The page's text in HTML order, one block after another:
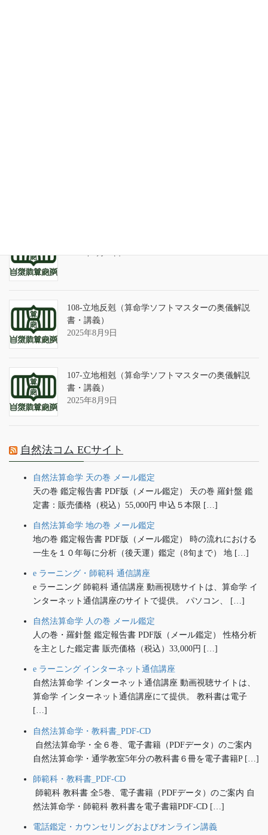
108-立地反剋（算命学ソフトマスターの奥儀解説
書・講義）
2025年8月9日
107-立地相剋（算命学ソフトマスターの奥儀解説
書・講義）
2025年8月9日
自然法コム ECサイト
自然法算命学 天の巻 メール鑑定
天の巻 鑑定報告書 PDF版（メール鑑定） 天の巻 羅針盤 鑑
定書：販売価格（税込）55,000円 申込５本限 […]
自然法算命学 地の巻 メール鑑定
地の巻 鑑定報告書 PDF版（メール鑑定） 時の流れにおける
一生を１０年毎に分析（後天運）鑑定（8旬まで） 地 […]
e ラーニング・師範科 通信講座
e ラーニング 師範科 通信講座 動画視聴サイトは、算命学 イ
ンターネット通信講座のサイトで提供。 パソコン、 […]
自然法算命学 人の巻 メール鑑定
人の巻・羅針盤 鑑定報告書 PDF版（メール鑑定） 性格分析
を主とした鑑定書 販売価格（税込）33,000円 […]
e ラーニング インターネット通信講座
自然法算命学 インターネット通信講座 動画視聴サイトは、
算命学 インターネット通信講座にて提供。 教科書は電子
[…]
自然法算命学・教科書_PDF-CD
自然法算命学・全６巻、電子書籍（PDFデータ）のご案内
自然法算命学・通学教室5年分の教科書６冊を電子書籍P […]
師範科・教科書_PDF-CD
師範科 教科書 全5巻、電子書籍（PDFデータ）のご案内 自
然法算命学・師範科 教科書を電子書籍PDF-CD […]
電話鑑定・カウンセリングおよびオンライン講義